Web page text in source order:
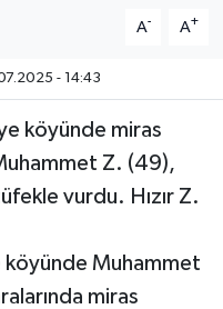
A- A+
- 14:43
köyünde miras
Z. (49),
vurdu. Hızır Z.
köyünde Muhammet
miras